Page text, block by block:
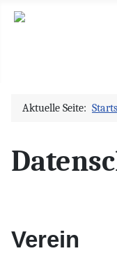
Aktuelle Seite:
Verein